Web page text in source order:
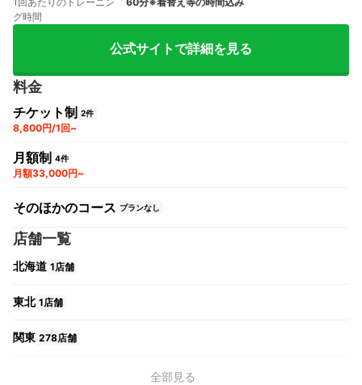
グ時間
公式サイトで詳細を見る
料金
チケット制 2件
8,800円/1回~
月額制 4件
月額33,000円~
そのほかのコース プランなし
店舗一覧
北海道 1店舗
東北 1店舗
関東 278店舗
全部見る